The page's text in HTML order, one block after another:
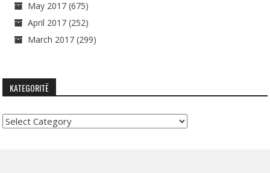
May 2017 (675)
April 2017 (252)
March 2017 (299)
KATEGORITË
Kategoritë